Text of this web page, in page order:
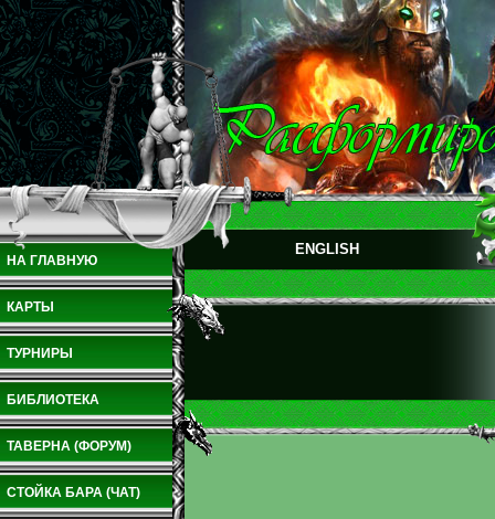
НА ГЛАВНУЮ
КАРТЫ
ТУРНИРЫ
БИБЛИОТЕКА
ТАВЕРНА (ФОРУМ)
СТОЙКА БАРА (ЧАТ)
ENGLISH